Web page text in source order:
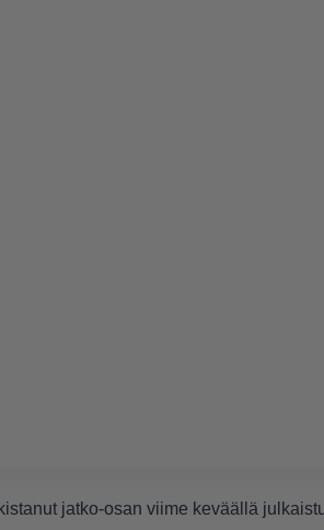
jatko-osan viime keväällä